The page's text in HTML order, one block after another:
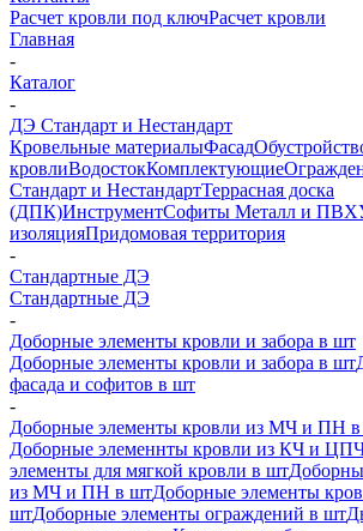
Расчет кровли под ключРасчет кровли
Главная
-
Каталог
-
ДЭ Стандарт и Нестандарт
Кровельные материалыФасад
кровлиВодостокКомплектующие
Стандарт и НестандартТеррасная доска
(ДПК)ИнструментСофиты Металл и ПВХ
изоляцияПридомовая территория
-
Стандартные ДЭ
Стандартные ДЭ
-
Доборные элементы кровли и забора в шт
Доборные элементы кровли и забора в шт
фасада и софитов в шт
-
Доборные элементы кровли из МЧ и ПН
Доборные элеменнты кровли из КЧ и
элементы для мягкой кровли в шт
из МЧ и ПН в штДоборные элементы
штДоборные элементы ограждений в шт